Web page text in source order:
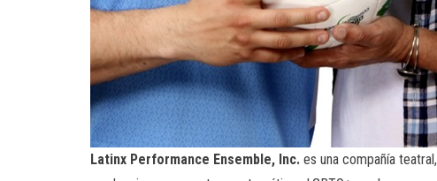
Latinx Performance Ensemble, Inc. es una compañía